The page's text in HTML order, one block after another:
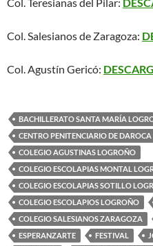
Col. Salesianos de Zaragoza:
Col. Agustín Gericó:
BACHILLERATO SANTA MARÍA
CENTRO PENITENCIARIO DE DAROCA
COLEGIO AGUSTINAS LOGROÑO
COLEGIO ESCOLAPIAS MONTAL
COLEGIO ESCOLAPIAS SOTILLO
COLEGIO ESCOLAPIOS LOGROÑO
COLEGIO SALESIANOS ZARAGOZA
ESPERANZARTE
FESTIVAL